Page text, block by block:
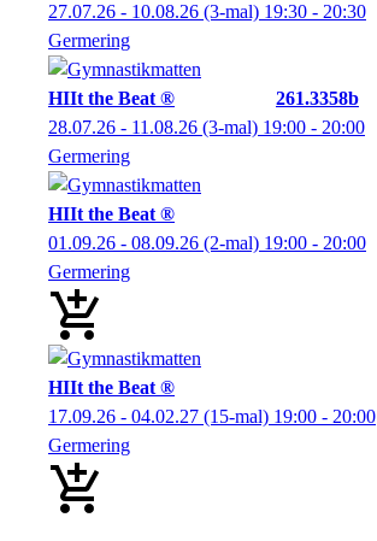
27.07.26 - 10.08.26 (3-mal) 19:30 - 20:30
Germering
HIIt the Beat ®
261.3358b
28.07.26 - 11.08.26 (3-mal) 19:00 - 20:00
Germering
HIIt the Beat ®
01.09.26 - 08.09.26 (2-mal) 19:00 - 20:00
Germering
HIIt the Beat ®
17.09.26 - 04.02.27 (15-mal) 19:00 - 20:00
Germering